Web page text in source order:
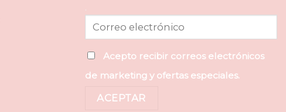
.
Acepto recibir correos electrónicos
de marketing y ofertas especiales.